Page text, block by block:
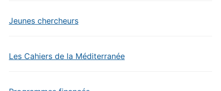
Jeunes chercheurs
Les Cahiers de la Méditerranée